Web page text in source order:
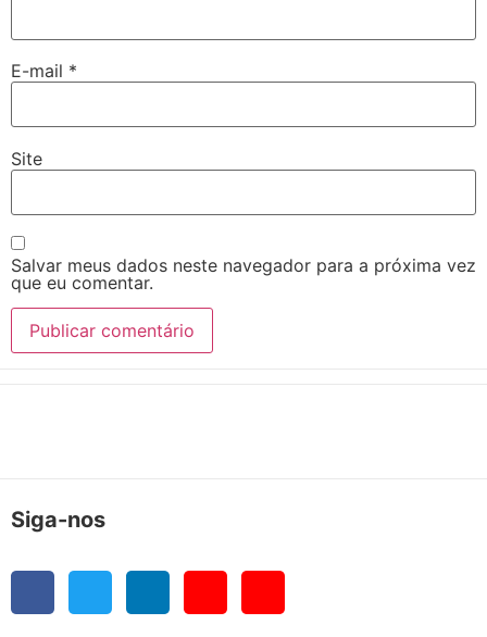
E-mail *
Site
Salvar meus dados neste navegador para a próxima vez
que eu comentar.
Siga-nos